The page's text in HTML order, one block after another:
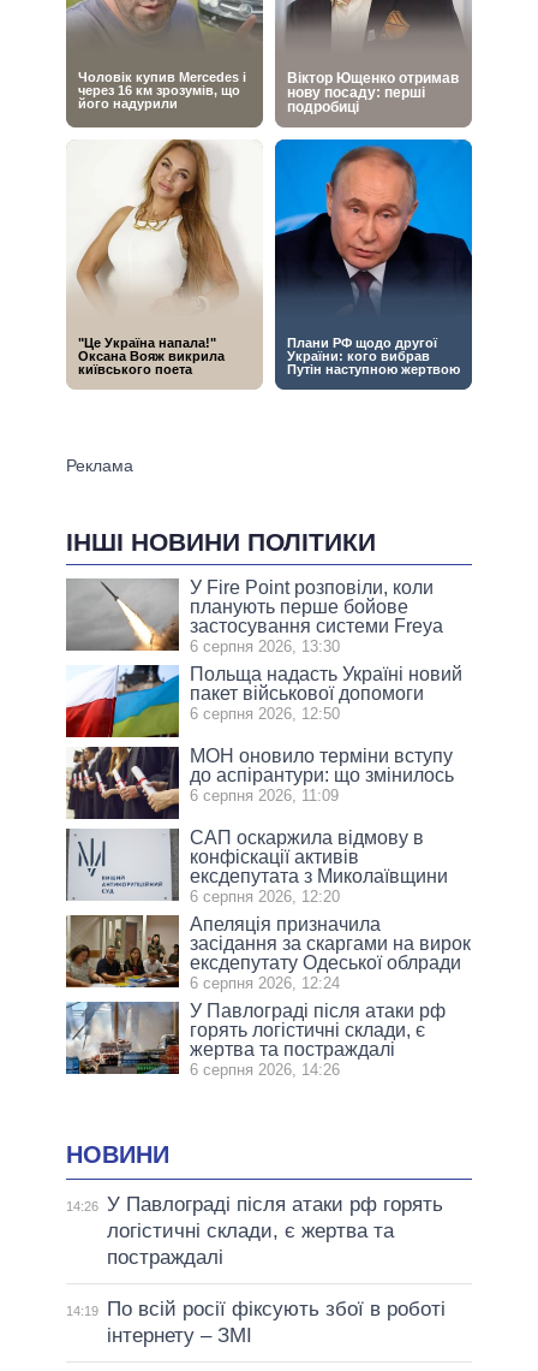
ІНШІ НОВИНИ ПОЛІТИКИ
У Fire Point розповіли, коли
планують перше бойове
застосування системи Freya
6 серпня 2026, 13:30
Польща надасть Україні новий
пакет військової допомоги
6 серпня 2026, 12:50
МОН оновило терміни вступу
до аспірантури: що змінилось
6 серпня 2026, 11:09
САП оскаржила відмову в
конфіскації активів
ексдепутата з Миколаївщини
6 серпня 2026, 12:20
Апеляція призначила
засідання за скаргами на вирок
ексдепутату Одеської облради
6 серпня 2026, 12:24
У Павлограді після атаки рф
горять логістичні склади, є
жертва та постраждалі
6 серпня 2026, 14:26
НОВИНИ
14:26 У Павлограді після атаки рф горять
логістичні склади, є жертва та
постраждалі
14:19
По всій росії фіксують збої в роботі
інтернету – ЗМІ